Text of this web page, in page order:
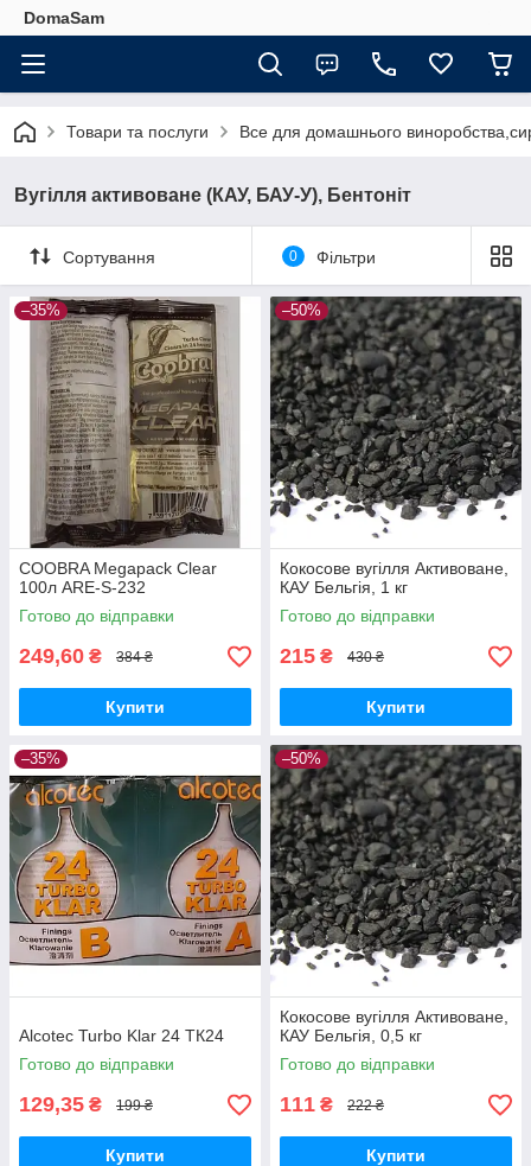
DomaSam
Товари та послуги Все для домашнього
Вугілля активоване (КАУ, БАУ-У), Бентоніт
Сортування 0 Фільтри
–35%
COOBRA Megapack Clear
100л ARE-S-232
Готово до відправки
249,60 ₴ 384 ₴
Купити
–50%
Кокосове вугілля Активоване,
КАУ Бельгія, 1 кг
Готово до відправки
215 ₴ 430 ₴
Купити
–35%
Alcotec Turbo Klar 24 ТК24
Готово до відправки
129,35 ₴ 199 ₴
Купити
–50%
Кокосове вугілля Активоване,
КАУ Бельгія, 0,5 кг
Готово до відправки
111 ₴ 222 ₴
Купити